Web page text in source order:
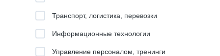
Транспорт, логистика, перевозки
Информационные технологии
Управление персоналом, тренинги